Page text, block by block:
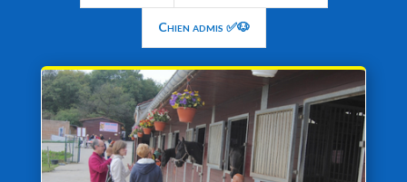
Chien admis ✅🐶